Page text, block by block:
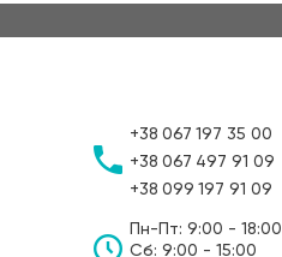
+38 067 197 35 00
+38 067 497 91 09
+38 099 197 91 09
Пн-Пт: 9:00 - 18:00
Сб: 9:00 - 15:00